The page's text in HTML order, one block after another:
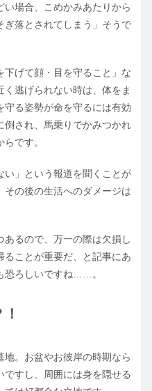
場合、こめかみあたりから
ぎ落とされてしまう」そうで
下げて顔・目を守ること」な
逃げられない時は、体をま
守る姿勢が命を守るには有効
倒され、馬乗りでかみつかれ
です。
い」という報道を聞くことが
その後の生活へのダメージは
るので、万一の際は欠損し
ることが重要だ、と記事にあ
恐ろしいですね……。
。お盆やお彼岸の時期なら
ですし、周囲には身を隠せる